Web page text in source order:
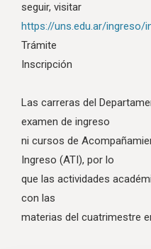
seguir, visitar
https://uns.edu.ar/ingreso/
Trámite
Inscripción
Las carreras del
examen de ingreso
ni cursos de
Ingreso (ATI), por lo
que las actividades
con las
materias del cuatrimestre